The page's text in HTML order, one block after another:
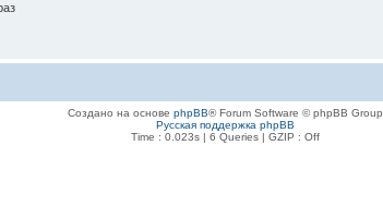
Создано на основе phpBB® Forum Software © phpBB Group
Русская поддержка phpBB
Time : 0.023s | 6 Queries | GZIP : Off